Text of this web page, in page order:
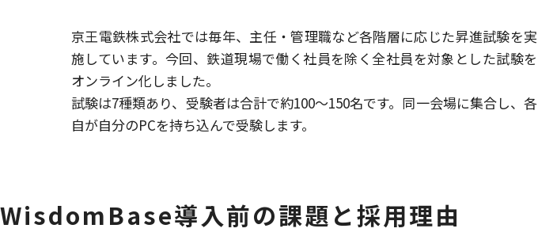
京王電鉄株式会社では毎年、主任・管理職など各階層に応じた昇進試験を実
施しています。今回、鉄道現場で働く社員を除く全社員を対象とした試験を
オンライン化しました。
試験は7種類あり、受験者は合計で約100〜150名です。同一会場に集合し、各
自が自分のPCを持ち込んで受験します。
WisdomBase導入前の課題と採用理由